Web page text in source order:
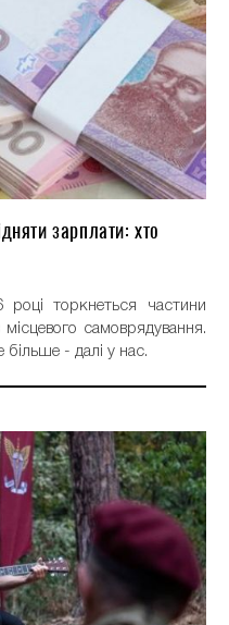
зарплати: хто
році торкнеться частини
місцевого самоврядування.
більше - далі у нас.